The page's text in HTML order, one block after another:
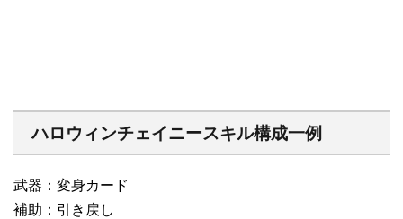
ハロウィンチェイニースキル構成一例
武器：変身カード
補助：引き戻し